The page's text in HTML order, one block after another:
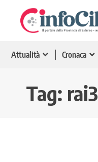
Attualità Cronaca
Tag: rai3